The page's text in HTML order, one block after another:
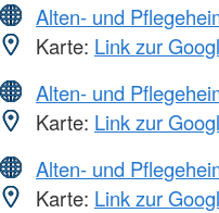
Alten- und
Karte: Link zur
Alten- und
Karte: Link zur
Alten- und
Karte: Link zur